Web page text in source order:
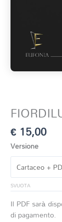
€ 15,00
Versione
SVUOTA
Il PDF sarà
di pagamento.